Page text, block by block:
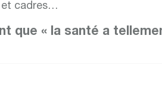
et cadres…
que « la santé a